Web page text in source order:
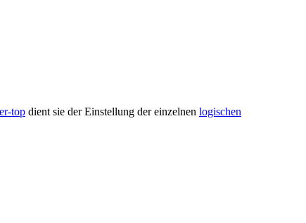
top dient sie der Einstellung der einzelnen logischen